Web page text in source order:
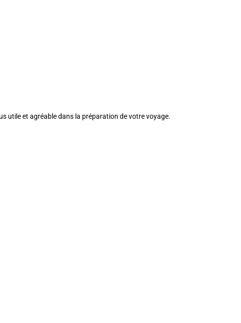
utile et agréable dans la préparation de votre voyage.